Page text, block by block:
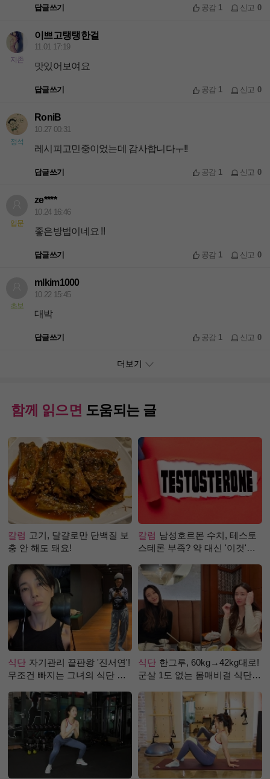
답글쓰기 공감 1 신고 0
지존
이쁘고탱탱한걸
11.01 17:19
맛있어보여요
답글쓰기 공감 1 신고 0
정석
RoniB
10.27 00:31
레시피고민중이었는데 감사합니다ㅜ!!
답글쓰기 공감 1 신고 0
입문
ze****
10.24 16:46
좋은방법이네요 !!
답글쓰기 공감 1 신고 0
초보
mlkim1000
10.22 15:45
대박
답글쓰기 공감 1 신고 0
더보기
함께 읽으면 도움되는 글
칼럼 고기, 달걀로만 단백질 보
충 안 해도 돼요!
칼럼 남성호르몬 수치, 테스토
스테론 부족? 약 대신 '이것'으
식단 자기관리 끝판왕 '진서연'!
무조건 빠지는 그녀의 식단 정
식단 한그루, 60kg→42kg대로!
군살 1도 없는 몸매비결 식단